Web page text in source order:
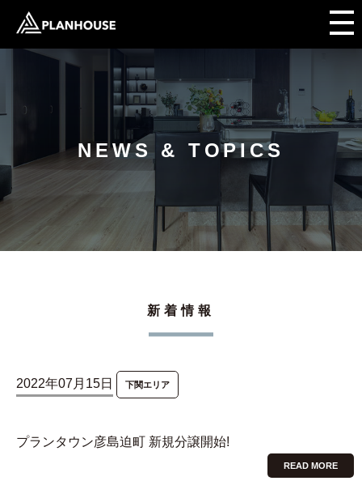
NEWS & TOPICS
新着情報
2022年07月15日 下関エリア
プランタウン彦島迫町 新規分譲開始!
READ MORE